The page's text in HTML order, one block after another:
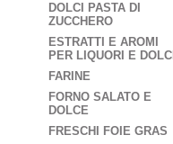
DOLCI PASTA DI
ZUCCHERO
ESTRATTI E AROMI
PER LIQUORI E DOLCI
FARINE
FORNO SALATO E
DOLCE
FRESCHI FOIE GRAS